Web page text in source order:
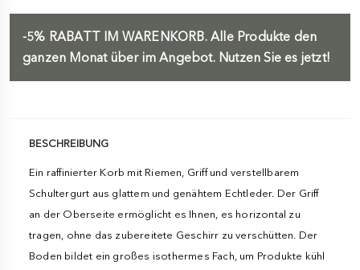
-5% RABATT IM WARENKORB.Alle Produkte den
ganzen Monat über im Angebot. Nutzen Sie es jetzt!
BESCHREIBUNG
Ein raffinierter Korb mit Riemen, Griff und verstellbarem
Schultergurt aus glattem und genähtem Echtleder. Der Griff
an der Oberseite ermöglicht es Ihnen, es horizontal zu
tragen, ohne das zubereitete Geschirr zu verschütten. Der
Boden bildet ein großes isothermes Fach, um Produkte kühl